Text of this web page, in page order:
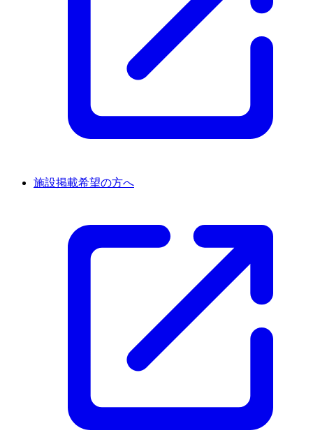
施設掲載希望の方へ